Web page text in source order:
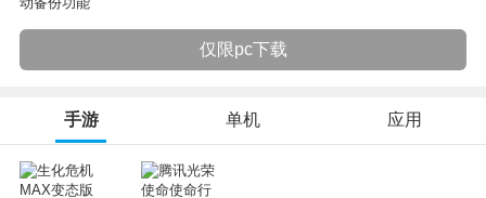
仅限pc下载
手游 单机 应用